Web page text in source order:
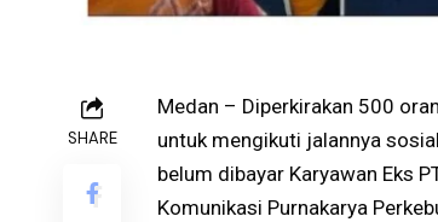
SHARE
Medan – Diperkirakan 500
untuk mengikuti jalannya
belum dibayar Karyawan Eks
Komunikasi Purnakarya